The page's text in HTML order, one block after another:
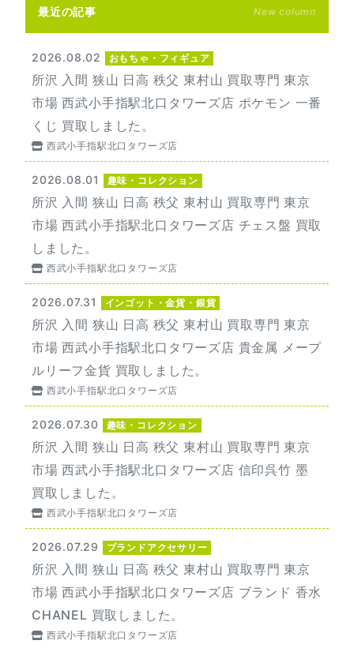
最近の記事 New column
2026.08.02 おもちゃ・フィギュア
所沢 入間 狭山 日高 秩父 東村山 買取専門 東京
市場 西武小手指駅北口タワーズ店 ポケモン 一番
くじ 買取しました。
西武小手指駅北口タワーズ店
2026.08.01 趣味・コレクション
所沢 入間 狭山 日高 秩父 東村山 買取専門 東京
市場 西武小手指駅北口タワーズ店 チェス盤 買取
しました。
西武小手指駅北口タワーズ店
2026.07.31 インゴット・金貨・銀貨
所沢 入間 狭山 日高 秩父 東村山 買取専門 東京
市場 西武小手指駅北口タワーズ店 貴金属 メープ
ルリーフ金貨 買取しました。
西武小手指駅北口タワーズ店
2026.07.30 趣味・コレクション
所沢 入間 狭山 日高 秩父 東村山 買取専門 東京
市場 西武小手指駅北口タワーズ店 信印呉竹 墨
買取しました。
西武小手指駅北口タワーズ店
2026.07.29 ブランドアクセサリー
所沢 入間 狭山 日高 秩父 東村山 買取専門 東京
市場 西武小手指駅北口タワーズ店 ブランド 香水
CHANEL 買取しました。
西武小手指駅北口タワーズ店